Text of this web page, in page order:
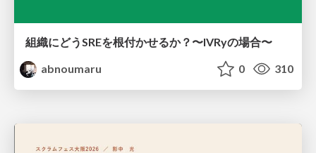
組織にどうSREを根付かせるか？〜IVRyの場合〜
abnoumaru
0 310